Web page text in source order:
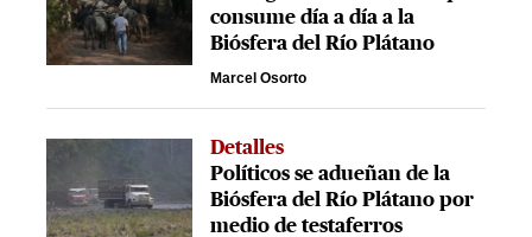
consume día a día a la
Biósfera del Río Plátano
Marcel Osorto
Detalles
Políticos se adueñan de la
Biósfera del Río Plátano por
medio de testaferros